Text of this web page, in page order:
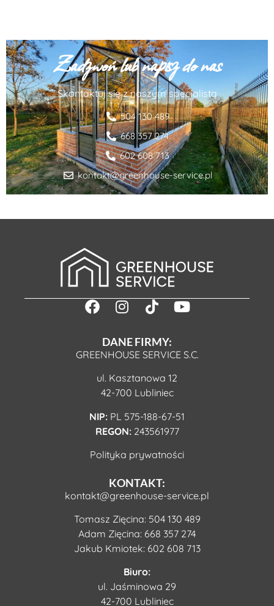
Zadzwoń lub napisz do nas
Skontaktuj się z naszym specjalistą
504 130 489
668 357 274
602 608 713
kontakt@greenhouse-service.pl
DANE FIRMY:
GREENHOUSE SERVICE S.C.
ul. Kasztanowa 12
42-700 Lubliniec
NIP: PL 575-188-67-51
REGON:243561977
Polityka prywatności
KONTAKT:
kontakt@greenhouse-service.pl
Tomasz Zięcina: 504 130 489
Adam Zięcina: 668 357 274
Jakub Kmiotek: 602 608 713
Biuro:
ul. Jaśminowa 29
42-700 Lubliniec